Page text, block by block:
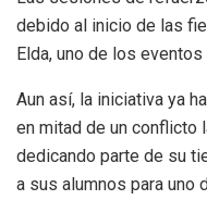
debido al inicio de las
Elda, uno de los
Aun así, la iniciativa ya
en mitad de un conflicto
dedicando parte de su
a sus alumnos para uno